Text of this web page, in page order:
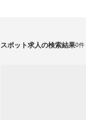
スポット求人の検索結果0件